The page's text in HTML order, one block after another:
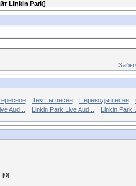
Linkin Park]
Тексты песен Переводы песен
Aud... Linkin Park Live Aud... Linkin Park
[0]